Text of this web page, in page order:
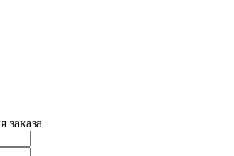
заказа